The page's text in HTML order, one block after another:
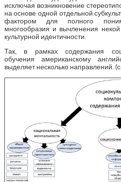
исключая возникновение
на основе одной отдельной
фактором для полного
многообразия и вычленения
культурной идентичности.
Так, в рамках содержания
обучения американскому
выделяет несколько направлений.